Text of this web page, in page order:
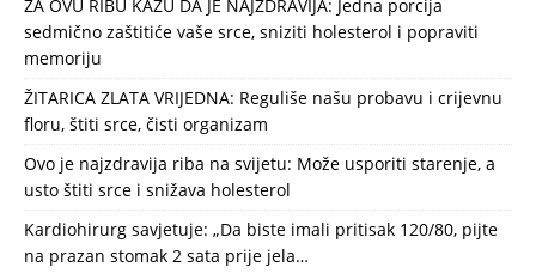
ZA OVU RIBU KAŽU DA JE NAJZDRAVIJA: Jedna porcija
sedmično zaštitiće vaše srce, sniziti holesterol i popraviti
memoriju
ŽITARICA ZLATA VRIJEDNA: Reguliše našu probavu i crijevnu
floru, štiti srce, čisti organizam
Ovo je najzdravija riba na svijetu: Može usporiti starenje, a
usto štiti srce i snižava holesterol
Kardiohirurg savjetuje: „Da biste imali pritisak 120/80, pijte
na prazan stomak 2 sata prije jela…